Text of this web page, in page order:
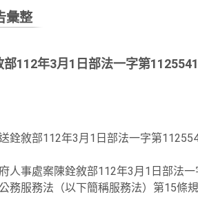
彙整
部112年3月1日部法一字第
銓敘部112年3月1日部法一字第
人事處案陳銓敘部112年3月1日部法
務服務法（以下簡稱服務法）第15條